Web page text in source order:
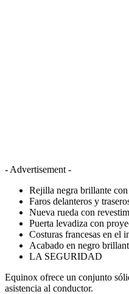
- Advertisement -
Rejilla negra brillante
Faros delanteros y
Nueva rueda con
Puerta levadiza con
Costuras francesas en el
Acabado en negro
LA SEGURIDAD
Equinox ofrece un conjunto
asistencia al conductor.